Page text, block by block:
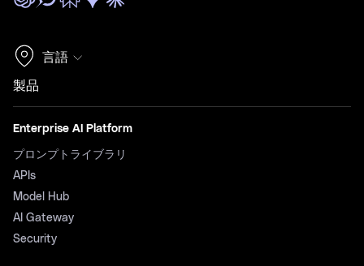
言語
製品
Enterprise AI Platform
プロンプトライブラリ
APIs
Model Hub
AI Gateway
Security